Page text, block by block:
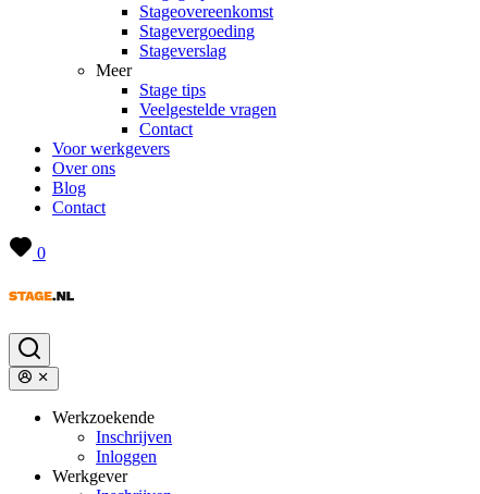
Stageovereenkomst
Stagevergoeding
Stageverslag
Meer
Stage tips
Veelgestelde vragen
Contact
Voor werkgevers
Over ons
Blog
Contact
0
Werkzoekende
Inschrijven
Inloggen
Werkgever